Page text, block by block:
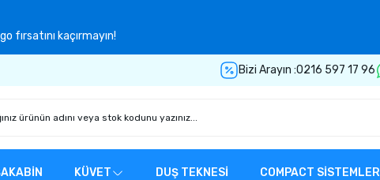
fırsatını kaçırmayın!
Bizi Arayın :0216 597 17 96
KÜVET DUŞ TEKNESİ COMPACT SİSTEMLER